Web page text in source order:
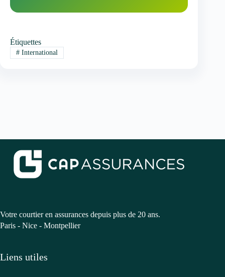
Étiquettes
#International
Votre courtier en assurances depuis plus de 20 ans.
Paris - Nice - Montpellier
Liens utiles